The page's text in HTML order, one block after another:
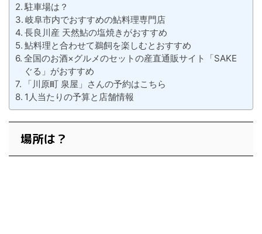
駐車場は？
岐阜市内でおすすめの鮎料理専門店
長良川産 天然鮎の塩焼きがおすすめ
鮎料理と合わせて鵜飼を楽しむとおすすめ
全国のお酒×グルメのセットの産直通販サイト「SAKE
ぐる」がおすすめ
「川原町 泉屋」さんの予約はこちら
1人当たりの予算と店舗情報
場所は？